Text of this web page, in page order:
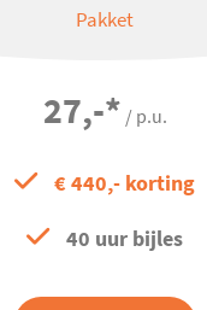
Pakket
27,-* / p.u.
€ 440,- korting
40 uur bijles